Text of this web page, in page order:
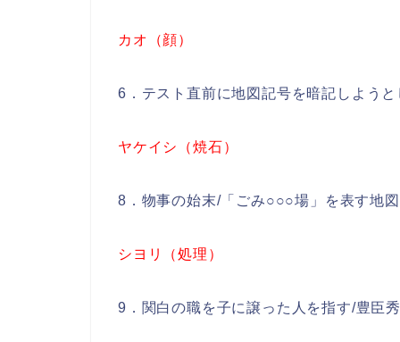
カオ（顔）
6．テスト直前に地図記号を暗記しよう
ヤケイシ（焼石）
8．物事の始末/「ごみ○○○場」を表す地
シヨリ（処理）
9．関白の職を子に譲った人を指す/豊臣